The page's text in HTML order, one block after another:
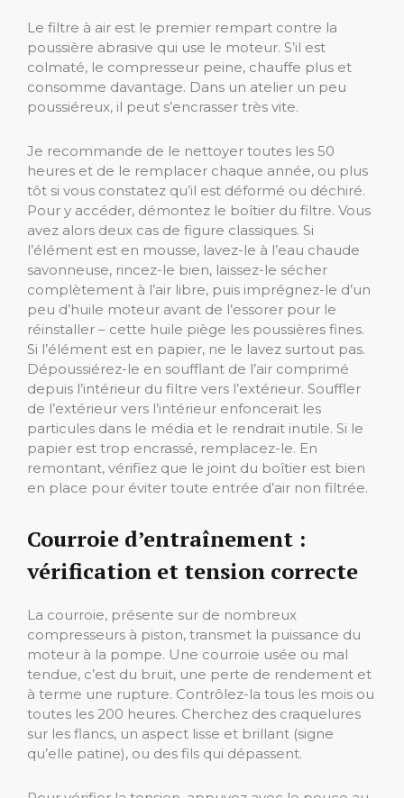
Le filtre à air est le premier rempart contre la
poussière abrasive qui use le moteur. S’il est
colmaté, le compresseur peine, chauffe plus et
consomme davantage. Dans un atelier un peu
poussiéreux, il peut s’encrasser très vite.
Je recommande de le nettoyer toutes les 50
heures et de le remplacer chaque année, ou plus
tôt si vous constatez qu’il est déformé ou déchiré.
Pour y accéder, démontez le boîtier du filtre. Vous
avez alors deux cas de figure classiques. Si
l’élément est en mousse, lavez-le à l’eau chaude
savonneuse, rincez-le bien, laissez-le sécher
complètement à l’air libre, puis imprégnez-le d’un
peu d’huile moteur avant de l’essorer pour le
réinstaller – cette huile piège les poussières fines.
Si l’élément est en papier, ne le lavez surtout pas.
Dépoussiérez-le en soufflant de l’air comprimé
depuis l’intérieur du filtre vers l’extérieur. Souffler
de l’extérieur vers l’intérieur enfoncerait les
particules dans le média et le rendrait inutile. Si le
papier est trop encrassé, remplacez-le. En
remontant, vérifiez que le joint du boîtier est bien
en place pour éviter toute entrée d’air non filtrée.
Courroie d’entraînement :
vérification et tension correcte
La courroie, présente sur de nombreux
compresseurs à piston, transmet la puissance du
moteur à la pompe. Une courroie usée ou mal
tendue, c’est du bruit, une perte de rendement et
à terme une rupture. Contrôlez-la tous les mois ou
toutes les 200 heures. Cherchez des craquelures
sur les flancs, un aspect lisse et brillant (signe
qu’elle patine), ou des fils qui dépassent.